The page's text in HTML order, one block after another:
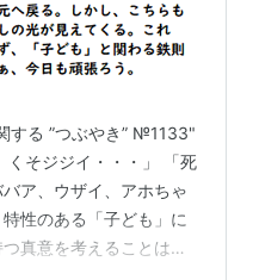
する ”つぶやき” №1133"
くそジジイ・・・」 「死
ア、ウザイ、アホちゃ
性のある「子ども」に
真意を考えることはせ